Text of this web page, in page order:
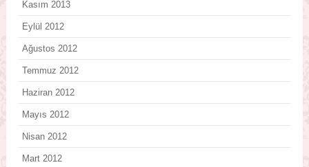
Kasım 2013
Eylül 2012
Ağustos 2012
Temmuz 2012
Haziran 2012
Mayıs 2012
Nisan 2012
Mart 2012